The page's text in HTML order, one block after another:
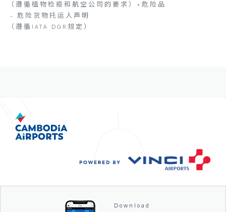
（遵循植物检疫和航空公司的要求）+危险品
- 危险货物托运人声明
（遵循IATA DGR规定）
Download